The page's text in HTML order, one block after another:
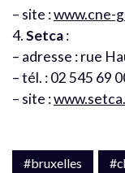
– site :www.cne-
4.Setca:
– adresse : rue
– tél. : 02 545 69
– site :
#bruxelles